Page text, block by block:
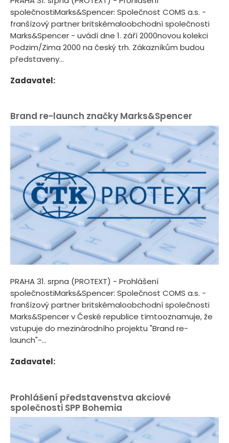
společnostiMarks&Spencer: Společnost COMS a.s. -
franšízový partner britskémaloobchodní společnosti
Marks&Spencer - uvádí dne 1. září 2000novou kolekci
Podzim/Zima 2000 na český trh. Zákazníkům budou
představeny...
Zadavatel:
Brand re-launch značky Marks&Spencer
PRAHA 31. srpna (PROTEXT) - Prohlášení
společnostiMarks&Spencer: Společnost COMS a.s. -
franšízový partner britskémaloobchodní společnosti
Marks&Spencer v České republice tímtooznamuje, že
vstupuje do mezinárodního projektu "Brand re-
launch"-...
Zadavatel:
Prohlášení představenstva akciové
společnosti SPP Bohemia